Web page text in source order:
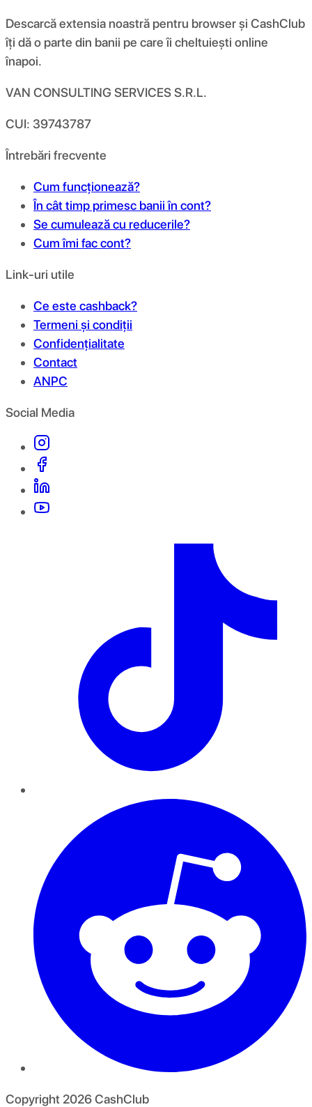
Descarcă extensia noastră pentru browser și CashClub
îți dă o parte din banii pe care îi cheltuiești online
înapoi.
VAN CONSULTING SERVICES S.R.L.
CUI: 39743787
Întrebări frecvente
Cum funcționează?
În cât timp primesc banii în cont?
Se cumulează cu reducerile?
Cum îmi fac cont?
Link-uri utile
Ce este cashback?
Termeni și condiții
Confidențialitate
Contact
ANPC
Social Media
Copyright 2026CashClub